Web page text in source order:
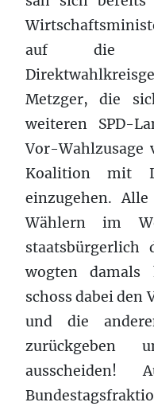
auf die
Metzger, die
weiteren SPD-
Vor-
Koalition mit
einzugehen.
Wählern im
staatsbürgerlich
wogten damals
schoss dabei den
und die
zurückgeben